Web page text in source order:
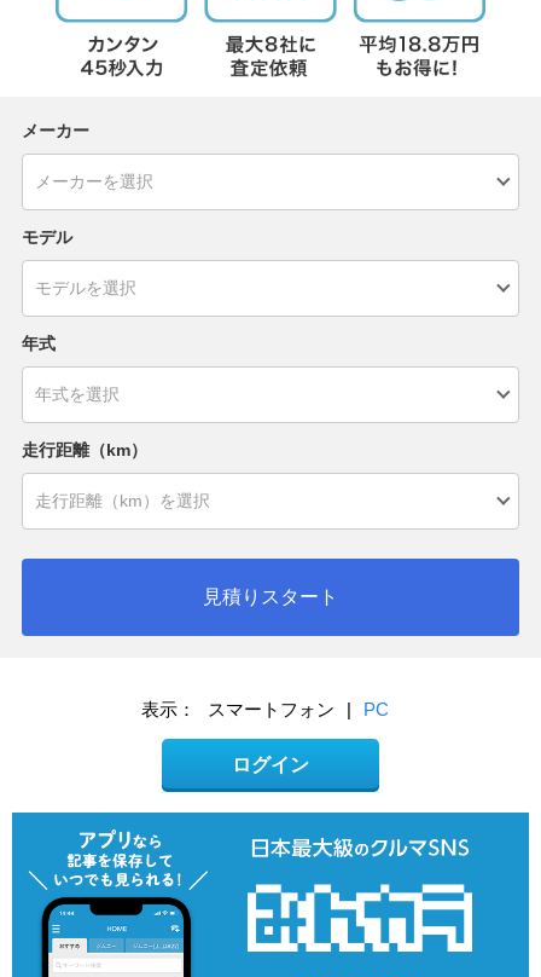
メーカー
モデル
年式
走行距離（km）
見積りスタート
表示： スマートフォン | PC
ログイン